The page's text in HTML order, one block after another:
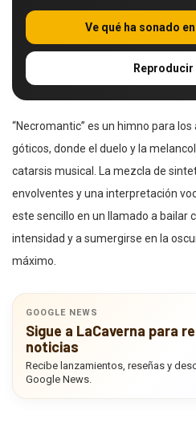
Ve qué ha sonado
Reproducir
“Necromantic” es un himno para
góticos, donde el duelo y la
catarsis musical. La mezcla de
envolventes y una interpretación
este sencillo en un llamado a bailar
intensidad y a sumergirse en la
máximo.
GOOGLE NEWS
Sigue a LaCaverna para
noticias
Recibe lanzamientos, reseñas y
Google News.